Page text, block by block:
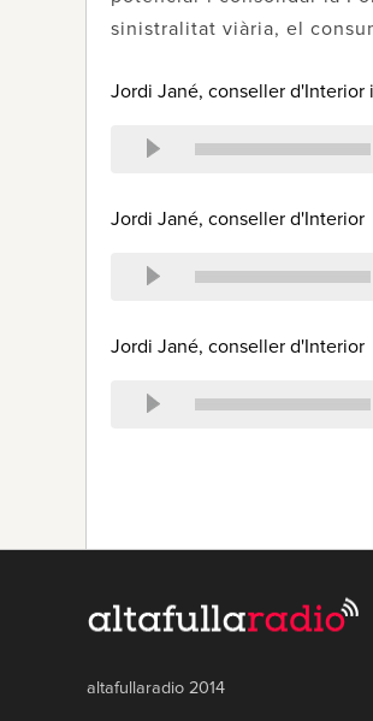
sinistralitat viària, el
Jordi Jané, conseller d'Interior
Jordi Jané, conseller d'Interior
Jordi Jané, conseller d'Interior
altafullaradio 2014